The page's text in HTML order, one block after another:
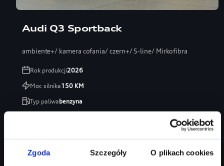
Zgoda Szczegóły O plikach cookies
Audi Q3 Sportback
ambiente+/ kamera cofania/ czern+/ S-line/ Mirkofibra
Rok produkcji2026
Moc silnika150KM
Typ paliwabenzyna
246 470 zł
207 035 zł